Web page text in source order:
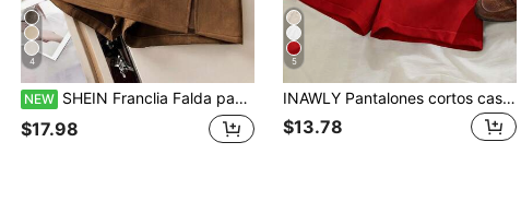
4
NEW SHEIN Franclia Falda pantalón versátil de moda de unicolor para uso diario para mujer
$17.98
5
INAWLY Pantalones cortos casuales holgados con bolsillos y pliegues de unicolor para mujer
$13.78